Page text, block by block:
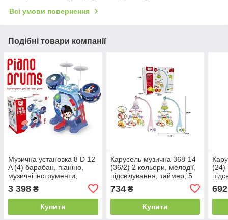
Всі умови повернення
Подібні товари компанії
Музична установка 8 D 12
A (4) барабан, піаніно,
музичні інструменти,
мелодії, звуки, мікрофон,
підсвічування, в коробці
3 398 ₴
Купити
Карусель музична 368-14
(36/2) 2 кольори, мелодії,
підсвічування, таймер, 5
підвісок-брязкалець, пульт,
в коробці
734₴
Купити
(24)
в
692